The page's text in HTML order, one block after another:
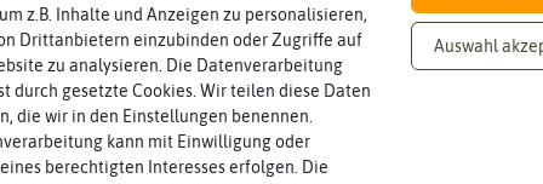
Gum
misto
pfen
Korke
Schra
Reage
nzglas
halter-
&
stände
r
Erlen
meyer
z.B. Inhalte und Anzeigen zu personalisieren,
Drittanbietern einzubinden oder Zugriffe auf
zu analysieren. Die Datenverarbeitung
durch gesetzte Cookies. Wir teilen diese Daten
die wir in den Einstellungen benennen.
kann mit Einwilligung oder
berechtigten Interesses erfolgen. Die
Auswahl